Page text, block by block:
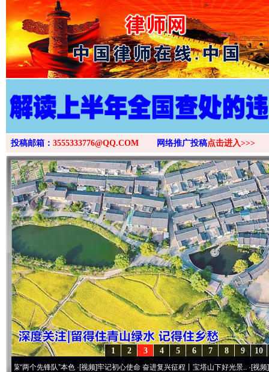
>
投稿邮箱： 3555333776@QQ.COM 网络推广投稿点击进入>>>
10
9
8
7
6
5
4
3
2
1
个先锋队”本色·[视频]牢记初心使命 奋进复兴征程丨宝塔山下好光景..·[视频]因党而